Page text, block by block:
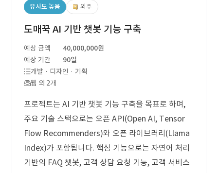
유사도 높음 외주
도매꾹 AI 기반 챗봇 기능 구축
예상 금액
40,000,000원
예상 기간
90일
개발 · 디자인 · 기획
웹 외 2개
프로젝트는 AI 기반 챗봇 기능 구축을 목표로 하며,
주요 기술 스택으로는 오픈 API(Open AI, Tensor
Flow Recommenders)와 오픈 라이브러리(Llama
Index)가 포함됩니다. 핵심 기능으로는 자연어 처리
기반의 FAQ 챗봇, 고객 상담 요청 기능, 고객 서비스